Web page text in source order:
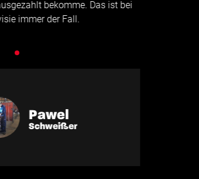
bekomme. Das ist bei
immer der Fall.
Pawel
Schweißer